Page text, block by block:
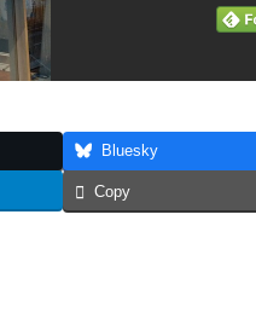
Bluesky
Copy